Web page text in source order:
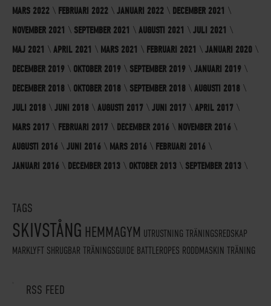
MARS 2022
FEBRUARI 2022 JANUARI 2022
DECEMBER 2021
NOVEMBER 2021
SEPTEMBER 2021 AUGUSTI 2021
JULI 2021
MAJ 2021
APRIL 2021 MARS 2021 FEBRUARI 2021
JANUARI 2020
DECEMBER 2019
OKTOBER 2019 SEPTEMBER 2019
JANUARI 2019
DECEMBER 2018
OKTOBER 2018 SEPTEMBER 2018
AUGUSTI 2018
JULI 2018
JUNI 2018 AUGUSTI 2017 JUNI 2017
APRIL 2017
MARS 2017
FEBRUARI 2017 DECEMBER 2016
NOVEMBER 2016
AUGUSTI 2016
JUNI 2016 MARS 2016
FEBRUARI 2016
JANUARI 2016
DECEMBER 2013 OKTOBER 2013 SEPTEMBER 2013
TAGS
SKIVSTÅNG HEMMAGYM UTRUSTNING TRÄNINGSREDSKAP
MARKLYFT SHRUGBAR TRÄNINGSGUIDE BATTLEROPES RODDMASKIN TRÄNING
RSS FEED